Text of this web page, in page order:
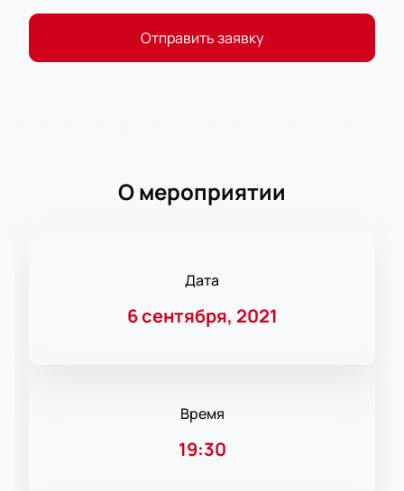
Отправить заявку
О мероприятии
Дата
6 сентября, 2021
Время
19:30